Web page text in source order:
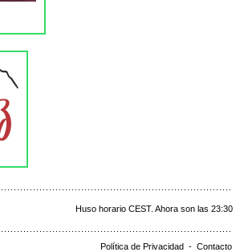
Huso horario CEST. Ahora son las 23:30
Política de Privacidad - Contacto